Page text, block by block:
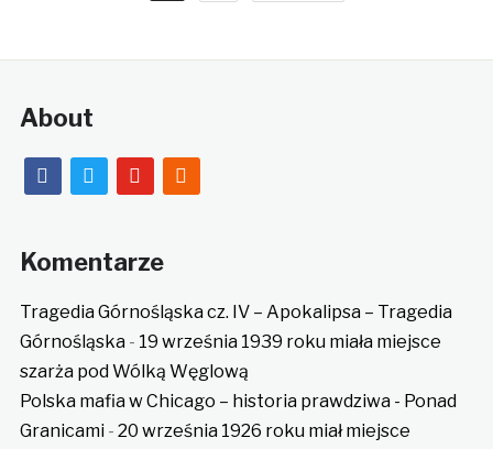
About
facebooktwitter youtube
rss
Komentarze
Tragedia Górnośląska cz. IV – Apokalipsa – Tragedia
Górnośląska- 19 września 1939 roku miała miejsce
szarża pod Wólką Węglową
Polska mafia w Chicago – historia prawdziwa - Ponad
Granicami- 20 września 1926 roku miał miejsce